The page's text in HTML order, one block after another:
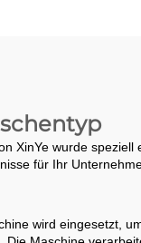
XinYe wurde speziell
für Ihr
wird eingesetzt,